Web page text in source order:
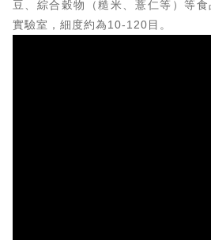
豆、綜合穀物（糙米、薏仁等）等
實驗室，細度約為10-120目。